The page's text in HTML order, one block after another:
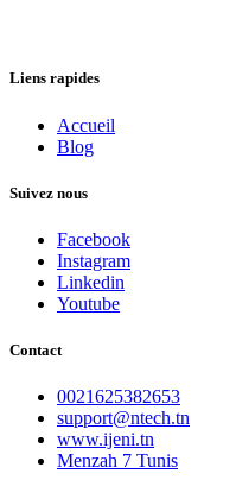
Liens rapides
Accueil
Blog
Suivez nous
Facebook
Instagram
Linkedin
Youtube
Contact
0021625382653
support@ntech.tn
www.ijeni.tn
Menzah 7 Tunis